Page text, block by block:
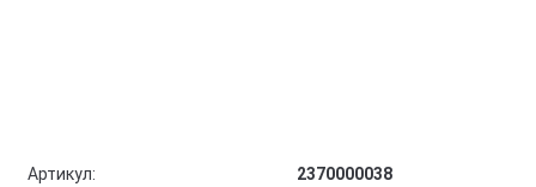
Артикул:
2370000038